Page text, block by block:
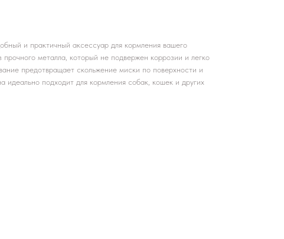
и практичный аксессуар для кормления вашего
металла, который не подвержен коррозии и легко
предотвращает скольжение миски по поверхности и
подходит для кормления собак, кошек и других